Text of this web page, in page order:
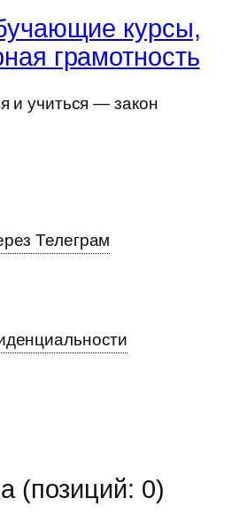
курсы,
грамотность
и учиться — закон
Телеграм
(позиций: 0)